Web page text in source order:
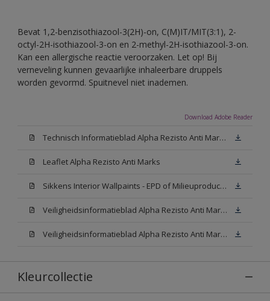
Bevat 1,2-benzisothiazool-3(2H)-on, C(M)IT/MIT(3:1), 2-
octyl-2H-isothiazool-3-on en 2-methyl-2H-isothiazool-3-on.
Kan een allergische reactie veroorzaken. Let op! Bij
verneveling kunnen gevaarlijke inhaleerbare druppels
worden gevormd. Spuitnevel niet inademen.
Download Adobe Reader
Technisch Informatieblad Alpha Rezisto Anti Marks (PDF)
Leaflet Alpha Rezisto Anti Marks
Sikkens Interior Wallpaints - EPD of Milieuproductverklaring
Veiligheidsinformatieblad Alpha Rezisto Anti Marks Mat White W05 (MSDS)
Veiligheidsinformatieblad Alpha Rezisto Anti Marks Mat N00 (MSDS)
Kleurcollectie